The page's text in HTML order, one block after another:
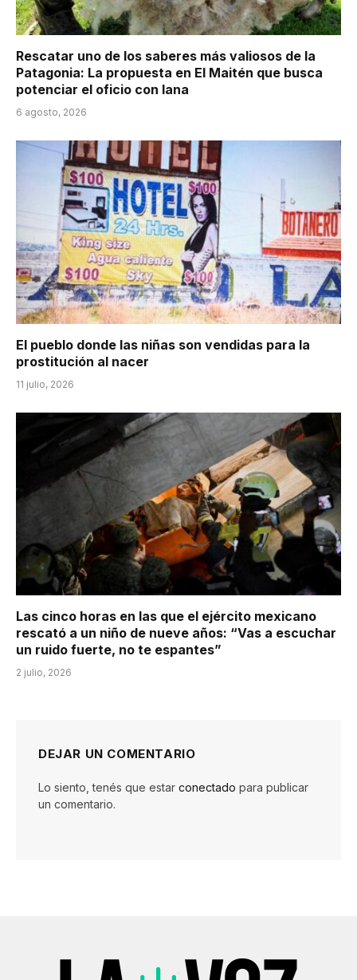
Rescatar uno de los saberes más valiosos de la
Patagonia: La propuesta en El Maitén que busca
potenciar el oficio con lana
6 agosto, 2026
El pueblo donde las niñas son vendidas para la
prostitución al nacer
11 julio, 2026
Las cinco horas en las que el ejército mexicano
rescató a un niño de nueve años: “Vas a escuchar
un ruido fuerte, no te espantes”
2 julio, 2026
DEJAR UN COMENTARIO
Lo siento, tenés que estar conectado para publicar
un comentario.